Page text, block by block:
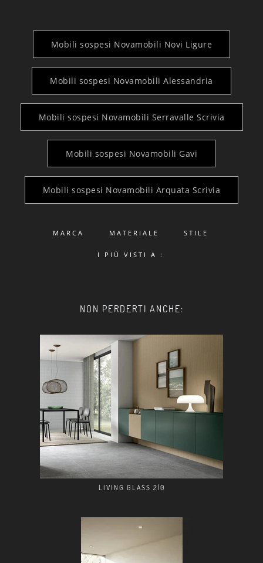
Mobili sospesi Novamobili Novi Ligure
Mobili sospesi Novamobili Alessandria
Mobili sospesi Novamobili Serravalle Scrivia
Mobili sospesi Novamobili Gavi
Mobili sospesi Novamobili Arquata Scrivia
MARCA MATERIALE STILE
I PIÙ VISTI A :
NON PERDERTI ANCHE:
LIVING GLASS 2|0